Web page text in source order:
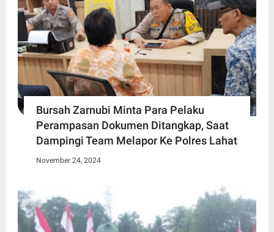
Bursah Zarnubi Minta Para Pelaku
Perampasan Dokumen Ditangkap, Saat
Dampingi Team Melapor Ke Polres Lahat
November 24, 2024